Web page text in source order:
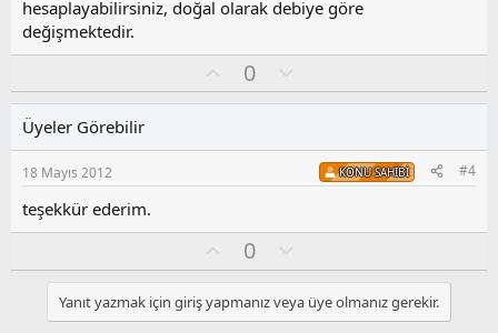
y
l
hesaplayabilirsiniz, doğal olarak debiye göre
değişmektedir.
y
0
l
s
u
o
l
a
Üyeler Görebilir
18 Mayıs 2012 KONU SAHIBI #4
teşekkür ederim.
y
l
a
0
l
u
m
Yanıt yazmak için giriş yapmanız veya üye olmanız gerekir.